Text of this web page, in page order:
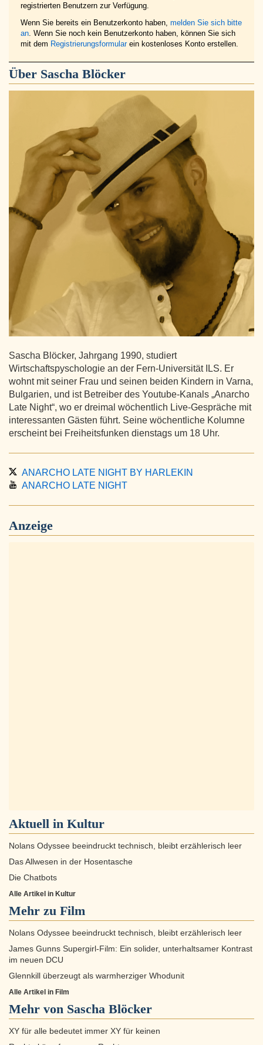
registrierten Benutzern zur Verfügung.
Wenn Sie bereits ein Benutzerkonto haben, melden Sie sich bitte
an . Wenn Sie noch kein Benutzerkonto haben, können Sie sich
mit dem Registrierungsformularein kostenloses Konto erstellen.
Über Sascha Blöcker
Sascha Blöcker, Jahrgang 1990, studiert
Wirtschaftspyschologie an der Fern-Universität ILS. Er
wohnt mit seiner Frau und seinen beiden Kindern in Varna,
Bulgarien, und ist Betreiber des Youtube-Kanals „Anarcho
Late Night“, wo er dreimal wöchentlich Live-Gespräche mit
interessanten Gästen führt. Seine wöchentliche Kolumne
erscheint bei Freiheitsfunken dienstags um 18 Uhr.
ANARCHO LATE NIGHT BY HARLEKIN
ANARCHO LATE NIGHT
Anzeige
Aktuell in Kultur
Nolans Odyssee beeindruckt technisch, bleibt erzählerisch leer
Das Allwesen in der Hosentasche
Die Chatbots
Alle Artikel in Kultur
Mehr zu Film
Nolans Odyssee beeindruckt technisch, bleibt erzählerisch leer
James Gunns Supergirl-Film: Ein solider, unterhaltsamer Kontrast
im neuen DCU
Glennkill überzeugt als warmherziger Whodunit
Alle Artikel in Film
Mehr von Sascha Blöcker
XY für alle bedeutet immer XY für keinen